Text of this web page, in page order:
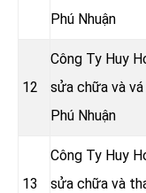
Phú Nhuận
12
Công Ty Huy
sửa chữa và
Phú Nhuận
13
Công Ty Huy
sửa chữa và